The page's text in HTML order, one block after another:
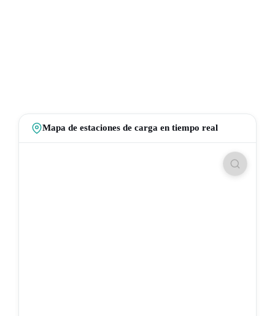
Mapa de estaciones de carga en tiempo real